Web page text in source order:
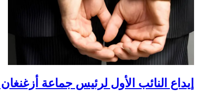
إيداع النائب الأول لرئيس جماعة